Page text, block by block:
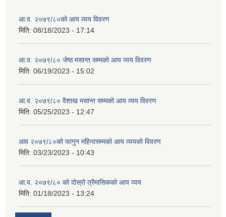
आ.व. २०७९/८०को आय व्यय विवरण
मिति: 08/18/2023 - 17:14
आ.व. २०७९/८० जेष्ठ मसान्त सम्मको आय व्यय विवरण
मिति: 06/19/2023 - 15:02
आ.व. २०७९/८० वैशाख मसान्त सम्मको आय व्यय विवरण
मिति: 05/25/2023 - 12:47
आव २०७९/८०को फागुन महिनासम्मको आय व्ययको विवरण
मिति: 03/23/2023 - 10:43
आ.व. २०७९/८० को दोस्रो त्रैमासिकको आय व्यय
मिति: 01/18/2023 - 13:24